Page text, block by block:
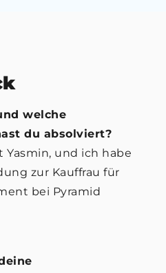
welche
du absolviert?
Yasmin, und ich habe
zur Kauffrau für
bei Pyramid